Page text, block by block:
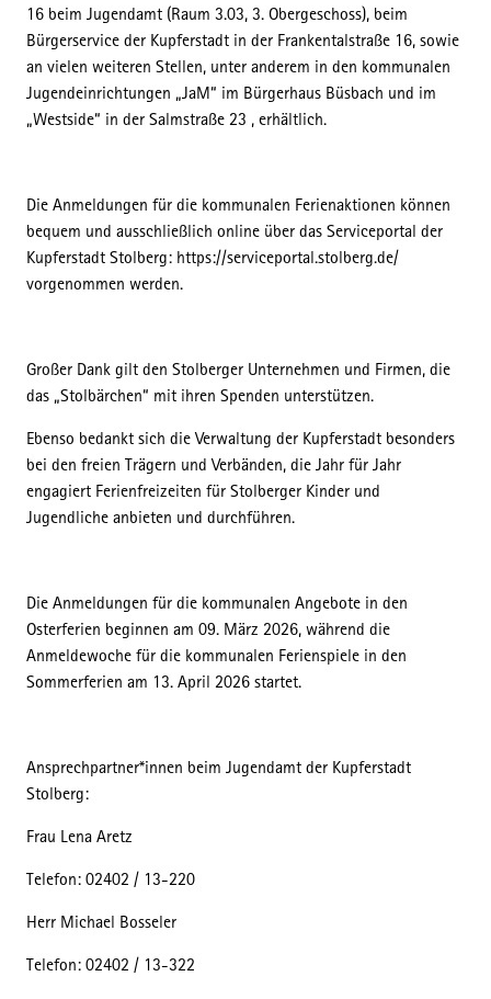
16 beim Jugendamt (Raum 3.03, 3. Obergeschoss), beim
Bürgerservice der Kupferstadt in der Frankentalstraße 16, sowie
an vielen weiteren Stellen, unter anderem in den kommunalen
Jugendeinrichtungen „JaM“ im Bürgerhaus Büsbach und im
„Westside“ in der Salmstraße 23 , erhältlich.
Die Anmeldungen für die kommunalen Ferienaktionen können
bequem und ausschließlich online über das Serviceportal der
Kupferstadt Stolberg: https://serviceportal.stolberg.de/
vorgenommen werden.
Großer Dank gilt den Stolberger Unternehmen und Firmen, die
das „Stolbärchen“ mit ihren Spenden unterstützen.
Ebenso bedankt sich die Verwaltung der Kupferstadt besonders
bei den freien Trägern und Verbänden, die Jahr für Jahr
engagiert Ferienfreizeiten für Stolberger Kinder und
Jugendliche anbieten und durchführen.
Die Anmeldungen für die kommunalen Angebote in den
Osterferien beginnen am 09. März 2026, während die
Anmeldewoche für die kommunalen Ferienspiele in den
Sommerferien am 13. April 2026 startet.
Ansprechpartner*innen beim Jugendamt der Kupferstadt
Stolberg:
Frau Lena Aretz
Telefon: 02402 / 13-220
Herr Michael Bosseler
Telefon: 02402 / 13-322